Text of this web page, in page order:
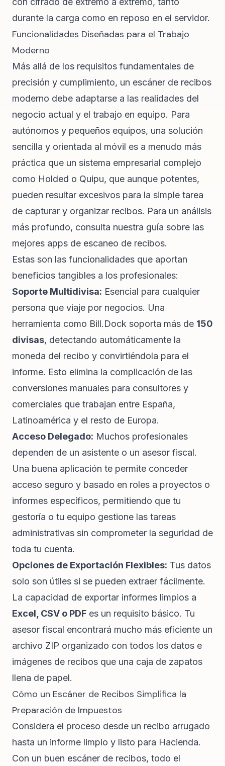
durante la carga como en reposo en el servidor.
Funcionalidades Diseñadas para el Trabajo
Moderno
Más allá de los requisitos fundamentales de
precisión y cumplimiento, un escáner de recibos
moderno debe adaptarse a las realidades del
negocio actual y el trabajo en equipo. Para
autónomos y pequeños equipos, una solución
sencilla y orientada al móvil es a menudo más
práctica que un sistema empresarial complejo
como Holded o Quipu, que aunque potentes,
pueden resultar excesivos para la simple tarea
de capturar y organizar recibos. Para un análisis
más profundo, consulta nuestra guía sobre las
mejores apps de escaneo de recibos.
Estas son las funcionalidades que aportan
beneficios tangibles a los profesionales:
Soporte Multidivisa: Esencial para cualquier
persona que viaje por negocios. Una
herramienta como Bill.Dock soporta más de 150
divisas, detectando automáticamente la
moneda del recibo y convirtiéndola para el
informe. Esto elimina la complicación de las
conversiones manuales para consultores y
comerciales que trabajan entre España,
Latinoamérica y el resto de Europa.
Acceso Delegado: Muchos profesionales
dependen de un asistente o un asesor fiscal.
Una buena aplicación te permite conceder
acceso seguro y basado en roles a proyectos o
informes específicos, permitiendo que tu
gestoría o tu equipo gestione las tareas
administrativas sin comprometer la seguridad de
toda tu cuenta.
Opciones de Exportación Flexibles: Tus datos
solo son útiles si se pueden extraer fácilmente.
La capacidad de exportar informes limpios a
Excel, CSV o PDF es un requisito básico. Tu
asesor fiscal encontrará mucho más eficiente un
archivo ZIP organizado con todos los datos e
imágenes de recibos que una caja de zapatos
llena de papel.
Cómo un Escáner de Recibos Simplifica la
Preparación de Impuestos
Considera el proceso desde un recibo arrugado
hasta un informe limpio y listo para Hacienda.
Con un buen escáner de recibos, todo el